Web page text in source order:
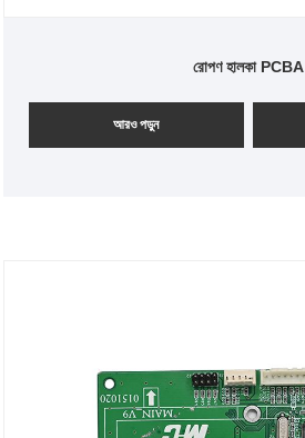
রোপণ হালকা PCBA
আরও পড়ুন